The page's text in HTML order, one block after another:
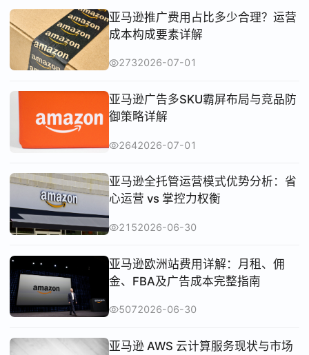
亚马逊推广费用占比多少合理？运营
成本构成要素详解
2732026-07-01
亚马逊广告多SKU霸屏布局与竞品防
御策略详解
2642026-07-01
亚马逊全托管运营模式优势分析：省
心运营 vs 掌控力权衡
2152026-06-30
亚马逊欧洲站费用详解：月租、佣
金、FBA及广告成本完整指南
5072026-06-30
亚马逊 AWS 云计算服务现状与市场